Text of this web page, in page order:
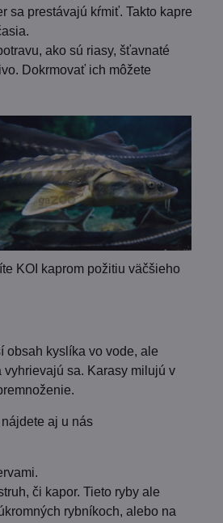
sa prestávajú kŕmiť. Takto kapre
ako sú riasy, šťavnaté
Dokrmovať ich môžete
KOI kaprom požitiu väčšieho
obsah kyslíka vo vode, ale
sa. Karasy milujú v
aj u nás
či kapor. Tieto ryby ale
rybníkoch, alebo na